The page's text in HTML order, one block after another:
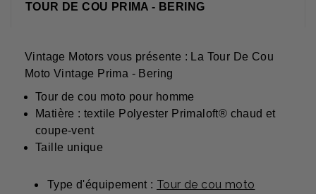
TOUR DE COU PRIMA - BERING
Vintage Motors vous présente : La Tour De Cou
Moto Vintage Prima - Bering
Tour de cou moto pour homme
Matière : textile Polyester Primaloft® chaud et
coupe-vent
Taille unique
Type d'équipement : Tour de cou moto